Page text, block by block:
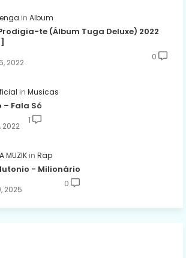
Album
te (Álbum Tuga Deluxe) 2022
2022
0
Musicas
Fala Só
2022
1
MUZIK Rap
- Milionário
2025
0